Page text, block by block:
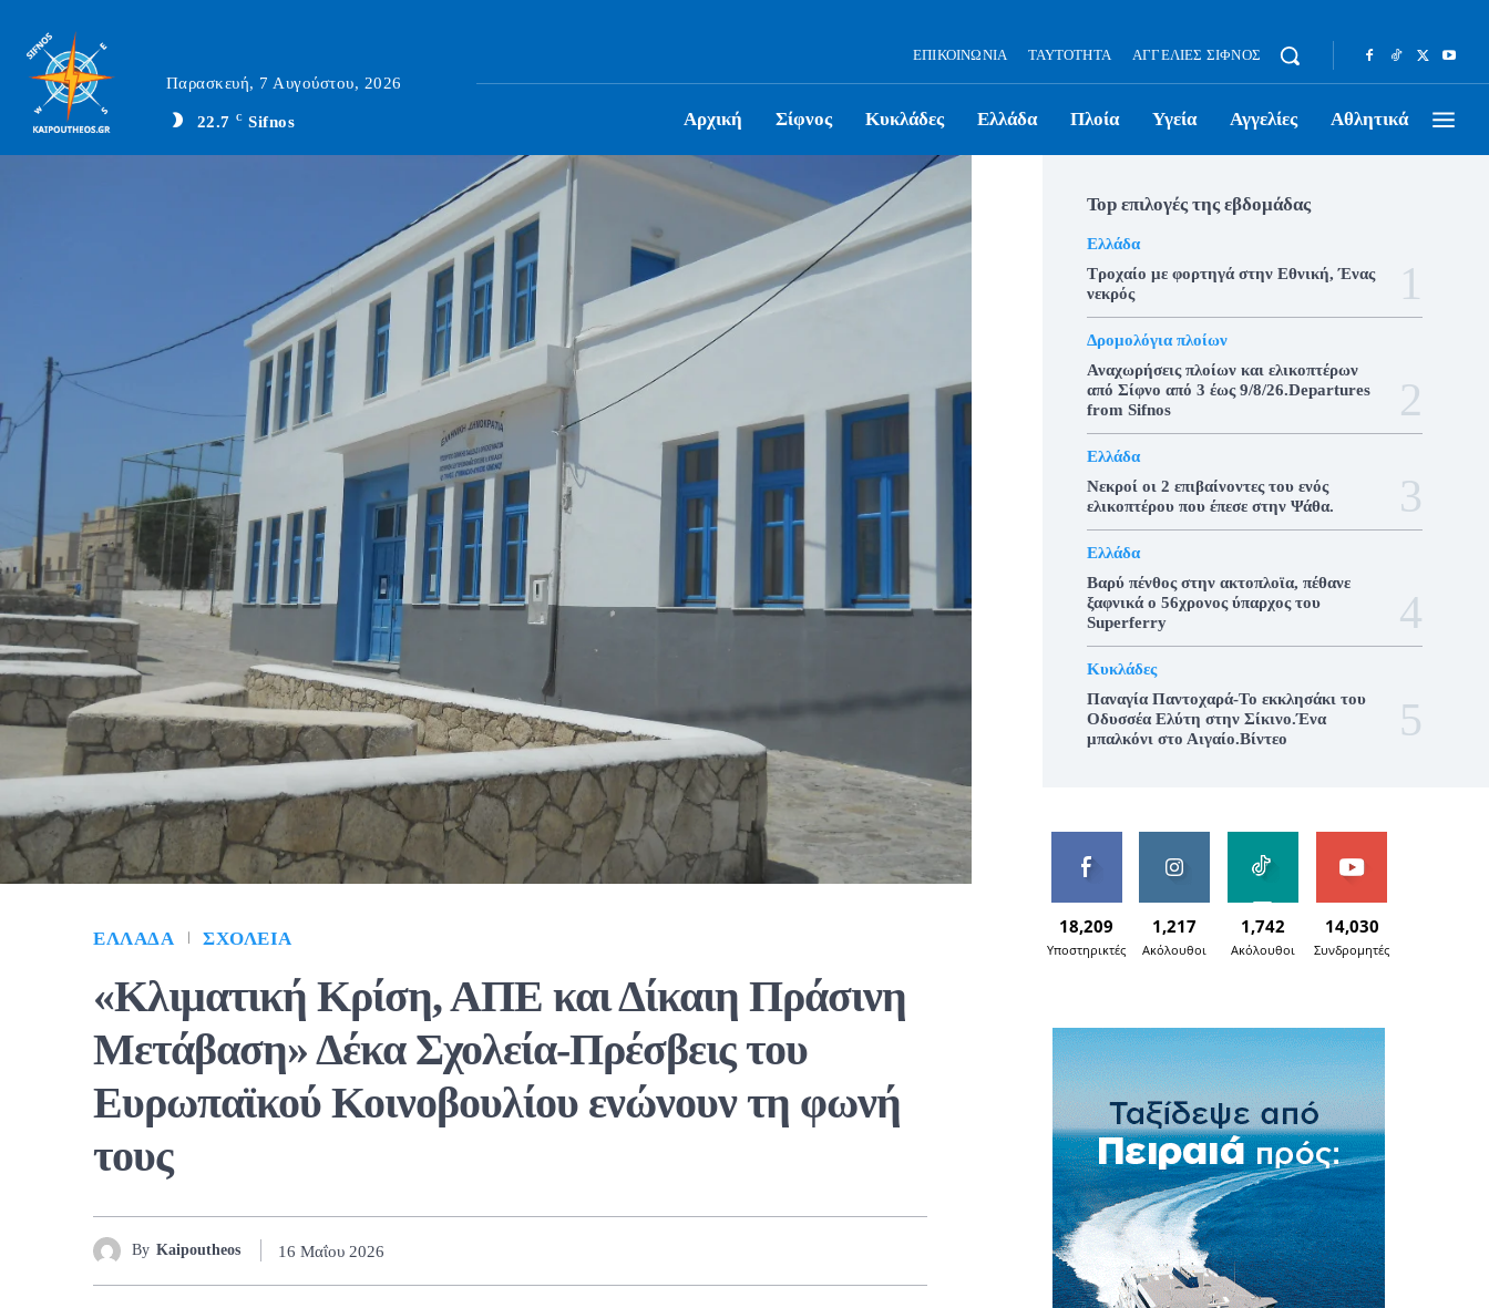
Παρασκευή, 7 Αυγούστου, 2026
22.7 C Sifnos
ΕΠΙΚΟΙΝΩΝΊΑ ΤΑΥΤΌΤΗΤΑ ΑΓΓΕΛΊΕΣ ΣΊΦΝΟΣ
Αρχική Σίφνος Κυκλάδες Ελλάδα Πλοία Υγεία Αγγελίες Αθλητικά
ΕΛΛΆΔΑ ΣΧΟΛΕΊΑ
«Κλιματική Κρίση, ΑΠΕ και Δίκαιη Πράσινη
Μετάβαση» Δέκα Σχολεία-Πρέσβεις του
Ευρωπαϊκού Κοινοβουλίου ενώνουν τη φωνή
τους
By Kaipoutheos 16 Μαΐου 2026
Top επιλογές της εβδομάδας
Ελλάδα
Τροχαίο με φορτηγά στην Εθνική, Ένας
νεκρός
Δρομολόγια πλοίων
Αναχωρήσεις πλοίων και ελικοπτέρων
από Σίφνο από 3 έως 9/8/26.Departures
from Sifnos
Ελλάδα
Νεκροί οι 2 επιβαίνοντες του ενός
ελικοπτέρου που έπεσε στην Ψάθα.
Ελλάδα
Βαρύ πένθος στην ακτοπλοϊα, πέθανε
ξαφνικά ο 56χρονος ύπαρχος του
Superferry
Κυκλάδες
Παναγία Παντοχαρά-Το εκκλησάκι του
Οδυσσέα Ελύτη στην Σίκινο.Ένα
μπαλκόνι στο Αιγαίο.Βίντεο
18,209
Υποστηρικτές
1,217
Ακόλουθοι
1,742
Ακόλουθοι
14,030
Συνδρομητές